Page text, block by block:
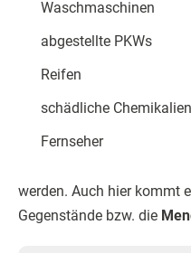
Waschmaschinen
abgestellte PKWs
Reifen
schädliche
Fernseher
werden. Auch hier kommt
Gegenstände bzw. die